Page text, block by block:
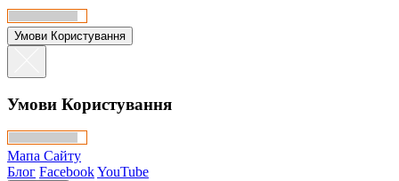
Умови Користування
Умови Користування
Мапа Сайту
Блог FacebookYouTube